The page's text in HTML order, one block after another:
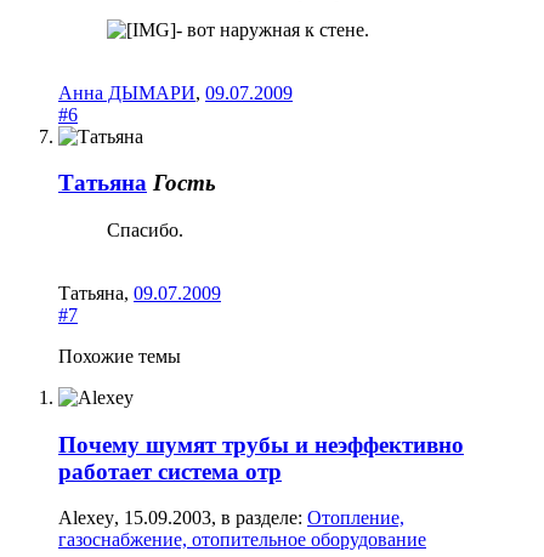
- вот наружная к стене.
Анна ДЫМАРИ, 09.07.2009
#6
Татьяна Гость
Спасибо.
Татьяна, 09.07.2009
#7
Похожие темы
Почему шумят трубы и неэффективно
работает система отр
Alexey, 15.09.2003, в разделе: Отопление,
газоснабжение, отопительное оборудование